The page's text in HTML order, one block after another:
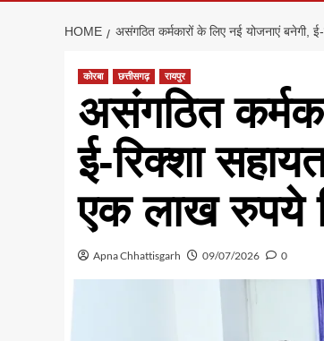
HOME असंगठित कर्मकारों के लिए नई योजनाएं बनेगी,
कोरबा छत्तीसगढ़ रायपुर
असंगठित
ई-रिक्शा
एक लाख रुपये
Apna Chhattisgarh 09/07/2026 0